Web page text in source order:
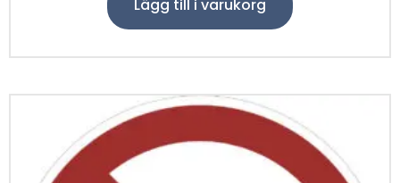
Lägg till i varukorg